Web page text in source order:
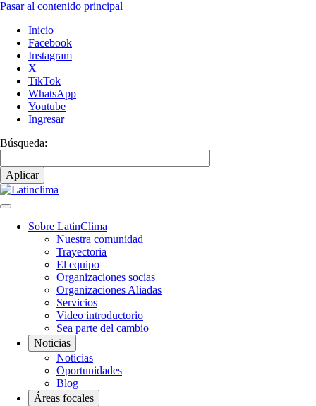
Pasar al contenido principal
Inicio
Facebook
Instagram
X
TikTok
WhatsApp
Youtube
Ingresar
Búsqueda:
Navegación
Sobre LatinClima
Nuestra comunidad
Trayectoria
El equipo
Organizaciones socias
Organizaciones Aliadas
Servicios
Video introductorio
Sea parte del cambio
Noticias
Noticias
Oportunidades
Blog
Áreas focales